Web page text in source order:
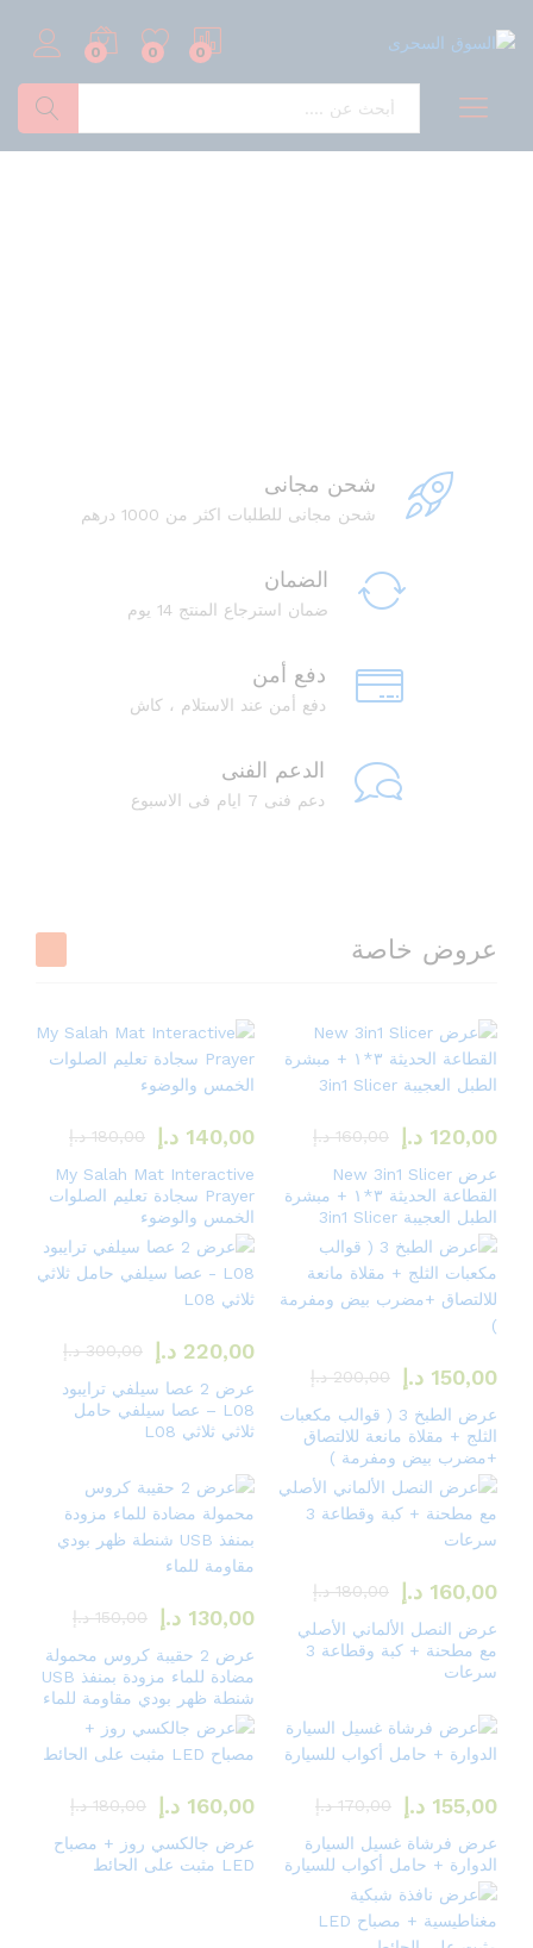
0
0
0
شحن مجانى
شحن مجانى للطلبات اكثر من 1000 درهم
الضمان
ضمان استرجاع المنتج 14 يوم
دفع أمن
دفع أمن عند الاستلام ، كاش
الدعم الفنى
دعم فنى 7 ايام فى الاسبوع
عروض خاصة
120,00 د.إ 160,00 د.إ
عرض New 3in1 Slicer
القطاعة الحديثة ٣*١ + مبشرة
الطبل العجيبة 3in1 Slicer
140,00 د.إ 180,00 د.إ
My Salah Mat Interactive
Prayer سجادة تعليم الصلوات
الخمس والوضوء
150,00 د.إ 200,00 د.إ
عرض الطبخ 3 ( قوالب مكعبات
الثلج + مقلاة مانعة للالتصاق
+مضرب بيض ومفرمة )
220,00 د.إ 300,00 د.إ
عرض 2 عصا سيلفي ترايبود
L08 – عصا سيلفي حامل
ثلاثي ثلاثي L08
160,00 د.إ 180,00 د.إ
عرض النصل الألماني الأصلي
مع مطحنة + كبة وقطاعة 3
سرعات
130,00 د.إ 150,00 د.إ
عرض 2 حقيبة كروس محمولة
مضادة للماء مزودة بمنفذ USB
شنطة ظهر بودي مقاومة للماء
155,00 د.إ 170,00 د.إ
عرض فرشاة غسيل السيارة
الدوارة + حامل أكواب للسيارة
160,00 د.إ 180,00 د.إ
عرض جالكسي روز + مصباح
LED مثبت على الحائط